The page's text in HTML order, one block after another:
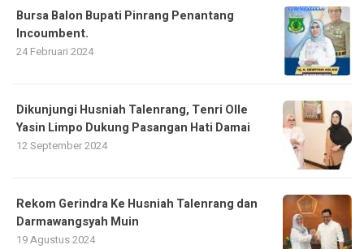
Bursa Balon Bupati Pinrang Penantang
Incoumbent.
24 Februari 2024
Dikunjungi Husniah Talenrang, Tenri Olle
Yasin Limpo Dukung Pasangan Hati Damai
12 September 2024
Rekom Gerindra Ke Husniah Talenrang dan
Darmawangsyah Muin
19 Agustus 2024